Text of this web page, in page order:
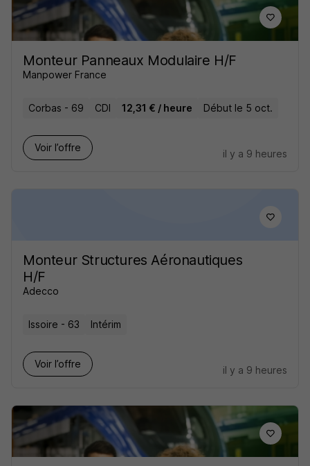
Monteur Panneaux Modulaire H/F
Manpower France
Corbas - 69 CDI 12,31 € / heure Début le 5 oct.
Voir l’offre
il y a 9 heures
Monteur Structures Aéronautiques
H/F
Adecco
Issoire - 63 Intérim
Voir l’offre
il y a 9 heures